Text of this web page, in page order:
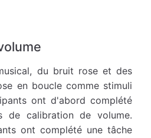
du bruit rose et des
en boucle comme stimuli
ont d'abord complété
de calibration de volume.
ont complété une tâche